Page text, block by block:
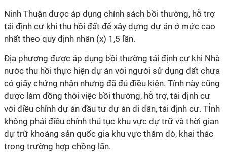
Ninh Thuận được áp dụng chính sách bồi thường, hỗ trợ
tái định cư khi thu hồi đất để xây dựng dự án ở mức cao
nhất theo quy định nhân (x) 1,5 lần.
Địa phương được áp dụng bồi thường tái định cư khi Nhà
nước thu hồi thực hiện dự án với người sử dụng đất chưa
có giấy chứng nhận nhưng đã đủ điều kiện. Tỉnh này cũng
được làm đồng thời việc bồi thường, hỗ trợ, tái định cư
với điều chỉnh dự án đầu tư dự án di dân, tái định cư. TỈnh
không phải điều chỉnh thủ tục khu vực dự trữ và thời gian
dự trữ khoáng sản quốc gia khu vực thăm dò, khai thác
trong trường hợp chồng lấn.